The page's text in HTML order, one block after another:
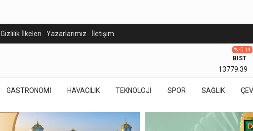
Gizlilik İlkeleri Yazarlarımız İletişim
BIST
13779.39
% -0.14
GASTRONOMİ HAVACILIK TEKNOLOJİ SPOR SAĞLIK